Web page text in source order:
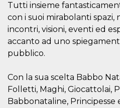
Tutti insieme
con i suoi mirabolanti
incontri, visioni, eventi ed
accanto ad uno
pubblico.
Con la sua scelta Babbo
Folletti, Maghi, Giocattolai,
Babbonataline, Principesse
Declaración de almacenamiento